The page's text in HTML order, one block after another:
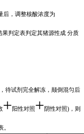
后，调整核酸浓度为
果判定表判定其猪源性成 分质
待试剂完全解冻，颠倒混匀后
+阳性对照+阴性对照)，则
。